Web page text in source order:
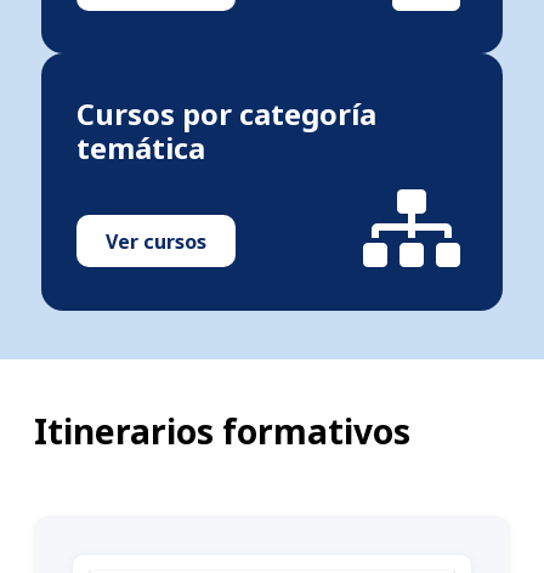
Cursos por categoría
temática
Ver cursos
Itinerarios formativos